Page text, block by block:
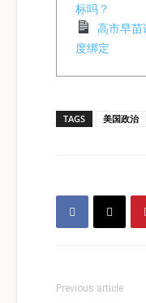
标吗？
高市早苗
度绑定
TAGS 美国政治
Previous article